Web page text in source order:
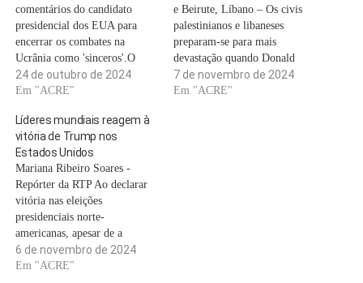
comentários do candidato
presidencial dos EUA para
encerrar os combates na
Ucrânia como 'sinceros'.O
presidente russo, Vladimir
Putin, saudou os comentários
EUA, Donald Trump, sobre o
seu desejo de acabar com o
conflito na Ucrânia,
considerando-os “sinceros”, ao
concluir uma cimeira…
24 de outubro de 2024
Em "ACRE"
e Beirute, Líbano – Os civis
palestinianos e libaneses
preparam-se para mais
devastação quando Donald
Trump iniciar o seu segundo
mandato como presidente dos
7 de novembro de 2024
Em "ACRE"
Líderes mundiais reagem à
vitória de Trump nos
Estados Unidos
Mariana Ribeiro Soares -
Repórter da RTP Ao declarar
vitória nas eleições
presidenciais norte-
americanas, apesar de a
contagem de votos não estar
oficialmente concluída, o
6 de novembro de 2024
Em "ACRE"